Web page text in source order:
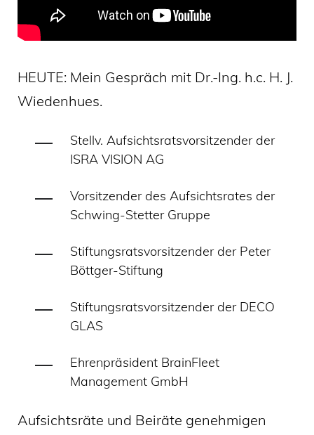
HEUTE: Mein Gespräch mit Dr.-Ing. h.c. H. J.
Wiedenhues.
Stellv. Aufsichtsratsvorsitzender der
ISRA VISION AG
Vorsitzender des Aufsichtsrates der
Schwing-Stetter Gruppe
Stiftungsratsvorsitzender der Peter
Böttger-Stiftung
Stiftungsratsvorsitzender der DECO
GLAS
Ehrenpräsident BrainFleet
Management GmbH
Aufsichtsräte und Beiräte genehmigen